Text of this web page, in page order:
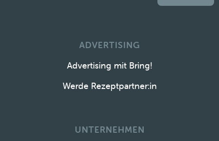
ADVERTISING
Advertising mit Bring!
Werde Rezeptpartner:in
UNTERNEHMEN